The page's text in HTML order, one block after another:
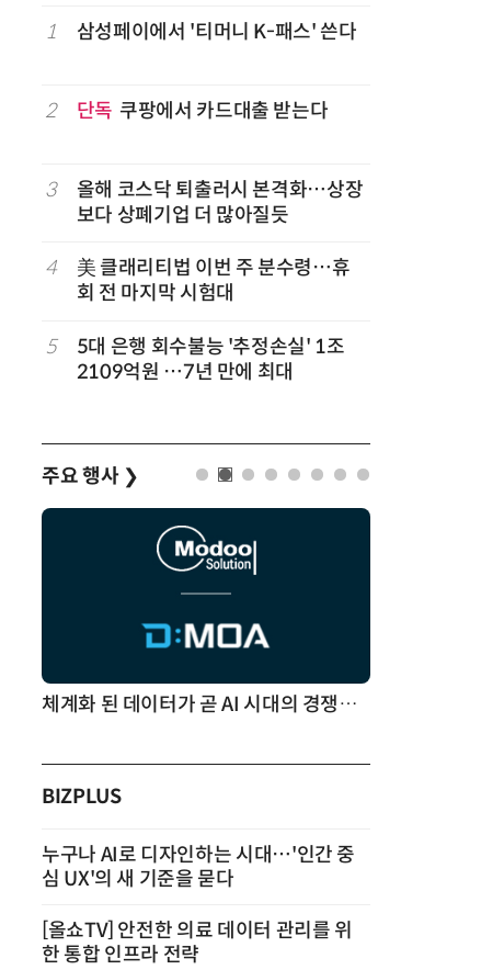
1 삼성페이에서 '티머니 K-패스' 쓴다
2 단독 쿠팡에서 카드대출 받는다
3
올해 코스닥 퇴출러시 본격화…상장
보다 상폐기업 더 많아질듯
4
美 클래리티법 이번 주 분수령…휴
회 전 마지막 시험대
5
5대 은행 회수불능 '추정손실' 1조
2109억원 …7년 만에 최대
주요 행사 ❯
체계화 된 데이터가 곧 AI 시대의 경쟁력이다
BIZPLUS
누구나 AI로 디자인하는 시대…'인간 중
심 UX'의 새 기준을 묻다
[올쇼TV] 안전한 의료 데이터 관리를 위
한 통합 인프라 전략